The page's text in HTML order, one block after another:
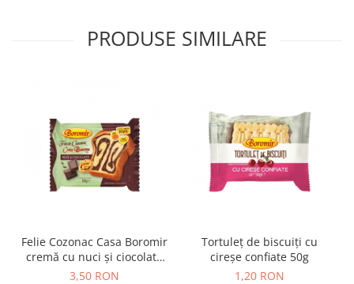
PRODUSE SIMILARE
Felie Cozonac Casa Boromir
cremă cu nuci și ciocolată
80g
3,50 RON
Tortuleț de biscuiți cu
cireșe confiate 50g
1,20 RON